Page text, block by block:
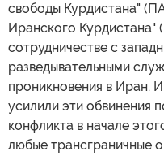
свободы Курдистана"
Иранского Курдистана"
сотрудничестве с
разведывательными
проникновения в Иран.
усилили эти обвинения
конфликта в начале
любые трансграничные